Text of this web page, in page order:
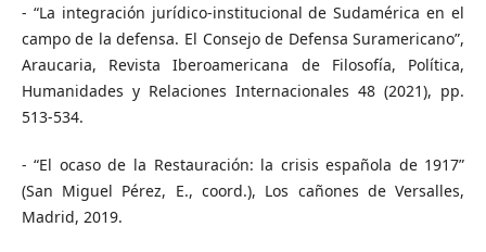
- “La integración jurídico-institucional de Sudamérica en el
campo de la defensa. El Consejo de Defensa Suramericano”,
Araucaria, Revista Iberoamericana de Filosofía, Política,
Humanidades y Relaciones Internacionales 48 (2021), pp.
513-534.
- “El ocaso de la Restauración: la crisis española de 1917”
(San Miguel Pérez, E., coord.), Los cañones de Versalles,
Madrid, 2019.